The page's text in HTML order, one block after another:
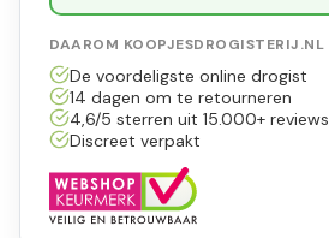
DAAROM KOOPJESDROGISTERIJ.NL
De voordeligste online drogist
14 dagen om te retourneren
4,6/5 sterren uit 15.000+ reviews
Discreet verpakt